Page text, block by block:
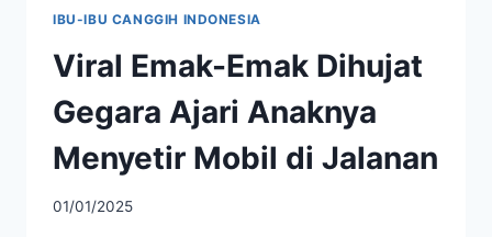
IBU-IBU CANGGIH INDONESIA
Viral Emak-Emak Dihujat
Gegara Ajari Anaknya
Menyetir Mobil di Jalanan
01/01/2025